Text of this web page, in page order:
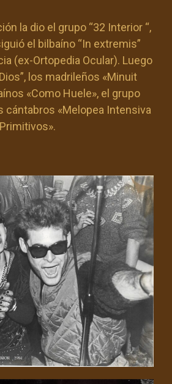
la dio el grupo “32 Interior “,
el bilbaíno “In extremis”
(ex-Ortopedia Ocular). Luego
los madrileños «Minuit
«Como Huele», el grupo
cántabros «Melopea Intensiva